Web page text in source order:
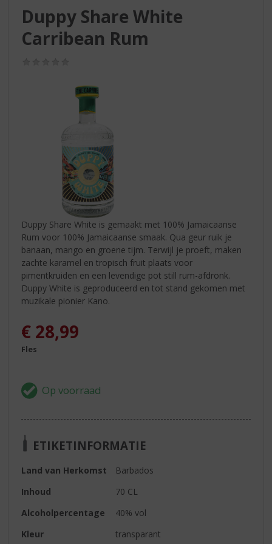
Duppy Share White
Carribean Rum
Duppy Share White is gemaakt met 100% Jamaicaanse
Rum voor 100% Jamaicaanse smaak. Qua geur ruik je
banaan, mango en groene tijm. Terwijl je proeft, maken
zachte karamel en tropisch fruit plaats voor
pimentkruiden en een levendige pot still rum-afdronk.
Duppy White is geproduceerd en tot stand gekomen met
muzikale pionier Kano.
€ 28,99
Fles
ETIKETINFORMATIE
Land van Herkomst
Barbados
Inhoud
70 CL
Alcoholpercentage
40% vol
Kleur
transparant